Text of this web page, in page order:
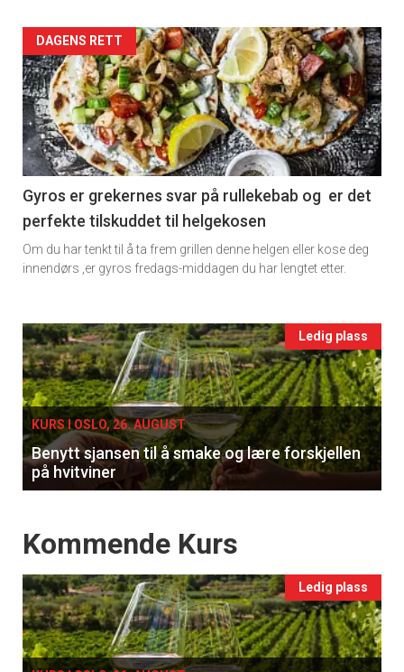
Artikler
detail
-
section
11
Ukens
vin
DAGENS RETT
Gyros er grekernes svar på rullekebab og er det
perfekte tilskuddet til helgekosen
Om du har tenkt til å ta frem grillen denne helgen eller kose deg
innendørs ,er gyros fredags-middagen du har lengtet etter.
Events
single
Ledig plass
KURS I OSLO, 26. AUGUST
Benytt sjansen til å smake og lære forskjellen
på hvitviner
Events
Kommende Kurs
Ledig plass